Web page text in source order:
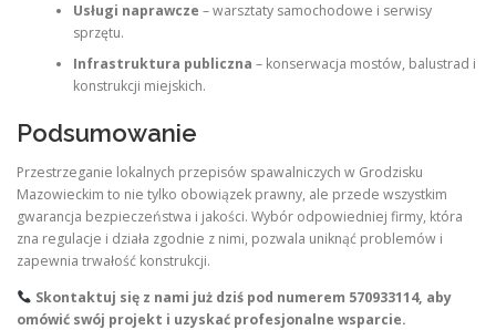
Usługi naprawcze – warsztaty samochodowe i serwisy
sprzętu.
Infrastruktura publiczna – konserwacja mostów, balustrad i
konstrukcji miejskich.
Podsumowanie
Przestrzeganie lokalnych przepisów spawalniczych w Grodzisku
Mazowieckim to nie tylko obowiązek prawny, ale przede wszystkim
gwarancja bezpieczeństwa i jakości. Wybór odpowiedniej firmy, która
zna regulacje i działa zgodnie z nimi, pozwala uniknąć problemów i
zapewnia trwałość konstrukcji.
Skontaktuj się z nami już dziś pod numerem 570933114, aby
omówić swój projekt i uzyskać profesjonalne wsparcie.